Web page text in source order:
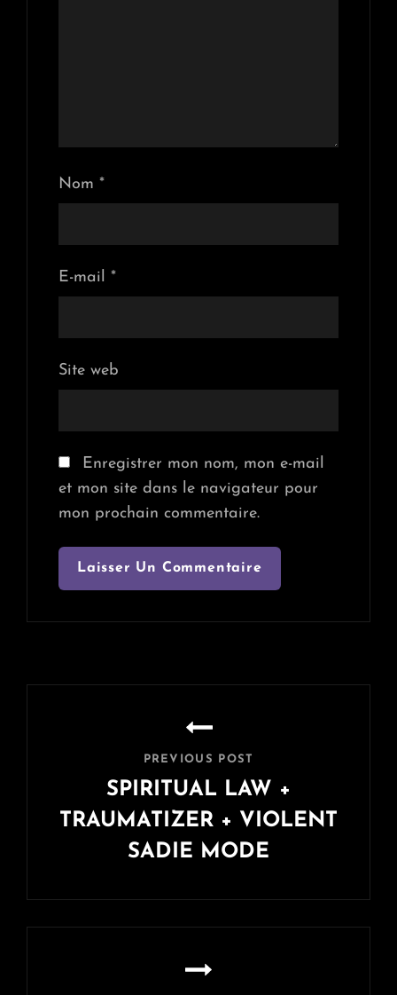
Nom *
E-mail *
Site web
Enregistrer mon nom, mon e-mail
et mon site dans le navigateur pour
mon prochain commentaire.
PREVIOUS POST
SPIRITUAL LAW +
TRAUMATIZER + VIOLENT
SADIE MODE
Post